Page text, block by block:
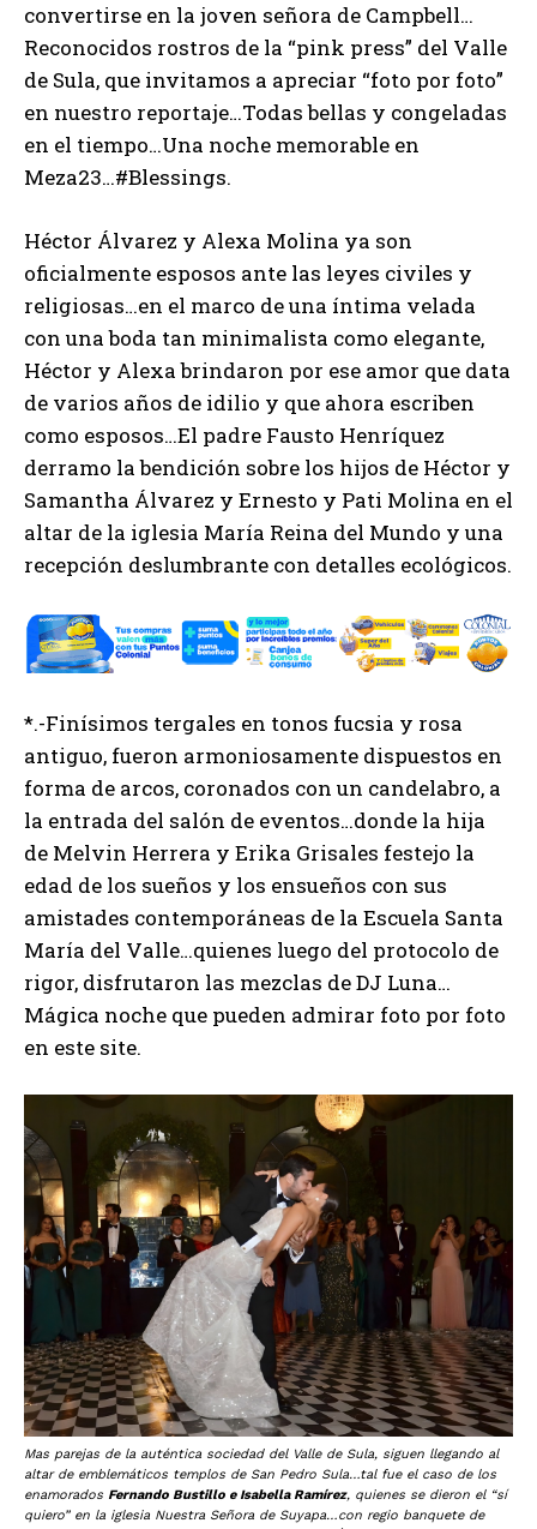
convertirse en la joven señora de Campbell…
Reconocidos rostros de la “pink press” del Valle
de Sula, que invitamos a apreciar “foto por foto”
en nuestro reportaje…Todas bellas y congeladas
en el tiempo…Una noche memorable en
Meza23…#Blessings.
Héctor Álvarez y Alexa Molina ya son
oficialmente esposos ante las leyes civiles y
religiosas…en el marco de una íntima velada
con una boda tan minimalista como elegante,
Héctor y Alexa brindaron por ese amor que data
de varios años de idilio y que ahora escriben
como esposos…El padre Fausto Henríquez
derramo la bendición sobre los hijos de Héctor y
Samantha Álvarez y Ernesto y Pati Molina en el
altar de la iglesia María Reina del Mundo y una
recepción deslumbrante con detalles ecológicos.
*.-Finísimos tergales en tonos fucsia y rosa
antiguo, fueron armoniosamente dispuestos en
forma de arcos, coronados con un candelabro, a
la entrada del salón de eventos…donde la hija
de Melvin Herrera y Erika Grisales festejo la
edad de los sueños y los ensueños con sus
amistades contemporáneas de la Escuela Santa
María del Valle…quienes luego del protocolo de
rigor, disfrutaron las mezclas de DJ Luna…
Mágica noche que pueden admirar foto por foto
en este site.
Mas parejas de la auténtica sociedad del Valle de Sula, siguen llegando al
altar de emblemáticos templos de San Pedro Sula…tal fue el caso de los
enamorados Fernando Bustillo e Isabella Ramírez, quienes se dieron el “sí
quiero” en la iglesia Nuestra Señora de Suyapa…con regio banquete de